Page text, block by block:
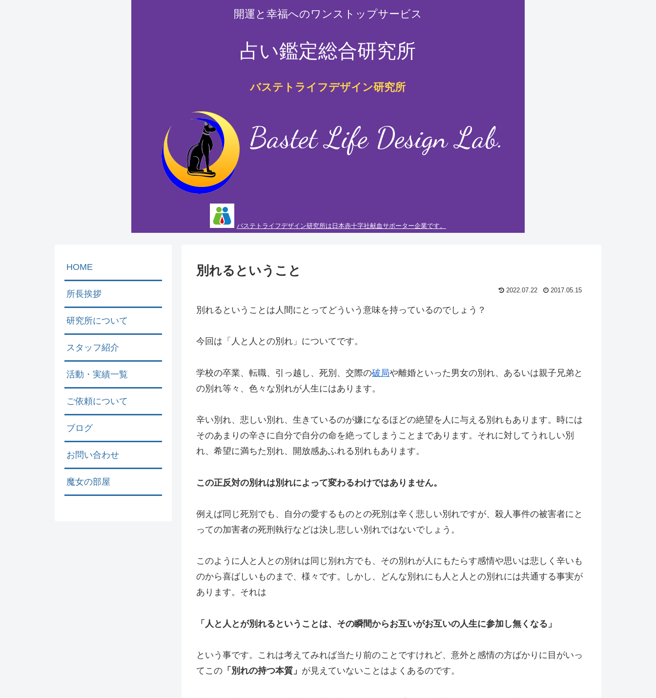
開運と幸福へのワンストップサービス
占い鑑定総合研究所
バステトライフデザイン研究所
Bastet Life Design Lab.
バステトライフデザイン研究所は日本赤十字社献血サポーター企業です。
別れるということ
2022.07.22 2017.05.15
別れるということは人間にとってどういう意味を持っているのでしょう？
今回は「人と人との別れ」についてです。
学校の卒業、転職、引っ越し、死別、交際の破局や離婚といった男女の別れ、あるいは親子兄弟と
の別れ等々、色々な別れが人生にはあります。
辛い別れ、悲しい別れ、生きているのが嫌になるほどの絶望を人に与える別れもあります。時には
そのあまりの辛さに自分で自分の命を絶ってしまうことまであります。それに対してうれしい別
れ、希望に満ちた別れ、開放感あふれる別れもあります。
この正反対の別れは別れによって変わるわけではありません。
例えば同じ死別でも、自分の愛するものとの死別は辛く悲しい別れですが、殺人事件の被害者にと
っての加害者の死刑執行などは決し悲しい別れではないでしょう。
このように人と人との別れは同じ別れ方でも、その別れが人にもたらす感情や思いは悲しく辛いも
のから喜ばしいものまで、様々です。しかし、どんな別れにも人と人との別れには共通する事実が
あります。それは
「人と人とが別れるということは、その瞬間からお互いがお互いの人生に参加し無くなる」
という事です。これは考えてみれば当たり前のことですけれど、意外と感情の方ばかりに目がいっ
てこの 「別れの持つ本質」 が見えていないことはよくあるのです。
HOME
所長挨拶
研究所について
スタッフ紹介
活動・実績一覧
ご依頼について
ブログ
お問い合わせ
魔女の部屋